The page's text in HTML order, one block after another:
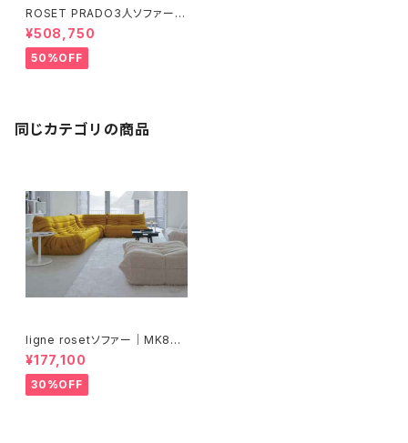
ROSET PRADO3人ソファー｜
YK224985背クッション別売｜
S0002
¥508,750
50%OFF
同じカテゴリの商品
ligne rosetソファー｜MK850
背クッション別売｜S0001
¥177,100
30%OFF